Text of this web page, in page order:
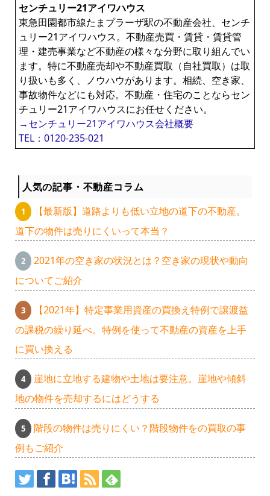
センチュリー21アイワハウス
東急田園都市線たまプラーザ駅の不動産会社、センチ
ュリー21アイワハウス。不動産売買・賃貸・賃貸管
理・建売事業など不動産の様々な分野に取り組んでい
ます。特に不動産売却や不動産買取（自社買取）は取
り扱いも多く、ノウハウがあります。相続、空き家、
事故物件などにも対応。不動産・住宅のことならセン
チュリー21アイワハウスにお任せください。
→センチュリー21アイワハウス会社概要
TEL：0120-235-021
人気の記事・不動産コラム
【最新版】道路よりも低い立地の道下の不動産。
道下の物件は売りにくいって本当？
2021年の空き家の状況とは？空き家の現状や動向
についてご紹介
【2021年】特定事業用資産の買換え特例で譲渡益
の課税の繰り延べ。特例を使って不動産の資産を上手
に買い換える
崖地に立地する建物や土地は要注意。崖地や傾斜
地の物件を売却するにはどうする
階段の物件は売りにくい？階段物件をの買取の事
例もご紹介